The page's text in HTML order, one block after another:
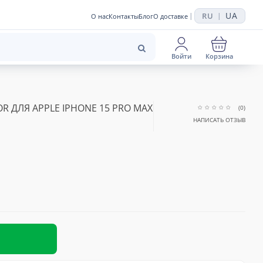
О насКонтактыБлогО доставке | RU | UA
Войти Корзина
ДЛЯ APPLE IPHONE 15 PRO MAX
(0)
НАПИСАТЬ ОТЗЫВ